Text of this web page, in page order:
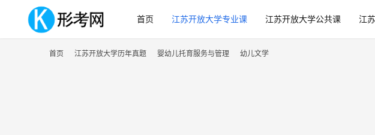
首页 江苏开放大学专业课 江苏开放大学公共课 江
首页 江苏开放大学历年真题 婴幼儿托育服务与管理 幼儿文学